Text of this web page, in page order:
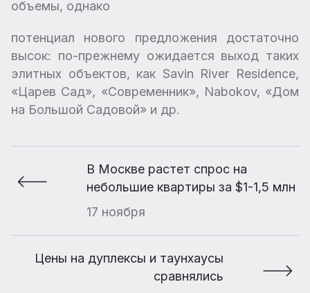
объемы, однако
потенциал нового предложения достаточно
высок: по-прежнему ожидается выход таких
элитных объектов, как Savin River Residence,
«Царев Сад», «Современник», Nabokov, «Дом
на Большой Садовой» и др.
В Москве растет спрос на
небольшие квартиры за $1-1,5 млн
17 ноября
Цены на дуплексы и таунхаусы
сравнялись